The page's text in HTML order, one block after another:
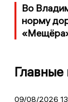
Во
норму
Главные
09/08/2026